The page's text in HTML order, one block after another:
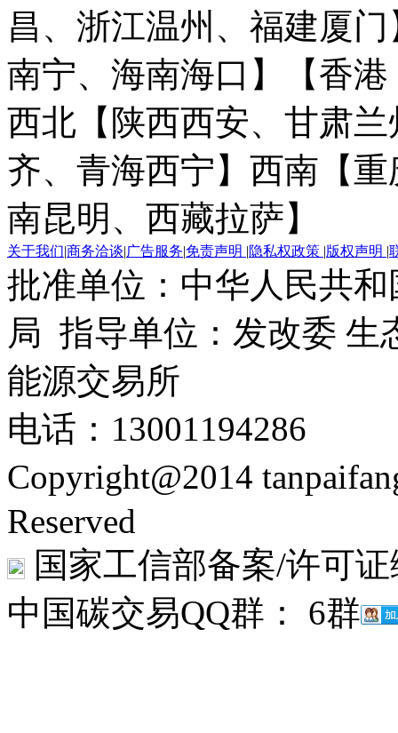
昌、浙江温州、福建厦门
南宁、海南海口】
【香
西北【陕西西安、甘肃
齐、青海西宁】 西南【
南昆明、西藏拉萨】
关于我们|商务洽谈|广告服务|免责声明 |隐私权政策 |版权声明 |
批准单位：中华人民共
局 指导单位：发改委 生
能源交易所
电话：13001194286
Copyright@2014
Reserved
国家工信部备案/许可
中国碳交易QQ群： 6群